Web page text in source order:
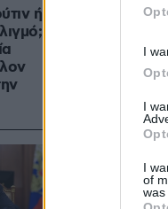
I
I
I
of
was
ή